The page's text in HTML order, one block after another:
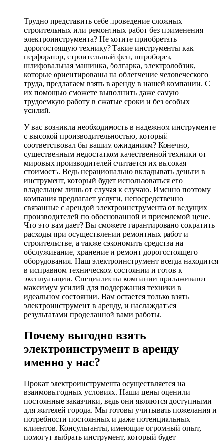
Трудно представить себе проведение сложных
строительных или ремонтных работ без применения
электроинструмента? Не хотите приобретать
дорогостоящую технику? Такие инструменты как
перфоратор, строительный фен, штроборез,
шлифовальная машинка, болгарка, электролобзик,
которые ориентированы на облегчение человеческого
труда, предлагаем взять в аренду в нашей компании. С
их помощью сможете выполнить даже самую
трудоемкую работу в сжатые сроки и без особых
усилий.
У вас возникла необходимость в надежном инструменте
с высокой производительностью, который
соответствовал бы вашим ожиданиям? Конечно,
существенным недостатком качественной техники от
мировых производителей считается их высокая
стоимость. Ведь нерационально вкладывать деньги в
инструмент, который будет использоваться его
владельцем лишь от случая к случаю. Именно поэтому
компания предлагает услуги, непосредственно
связанные с арендой электроинструмента от ведущих
производителей по обоснованной и приемлемой цене.
Что это вам дает? Вы сможете гарантировано сократить
расходы при осуществлении ремонтных работ и
строительстве, а также сэкономить средства на
обслуживание, хранение и ремонт дорогостоящего
оборудования. Наш электроинструмент всегда находится
в исправном техническом состоянии и готов к
эксплуатации. Специалисты компании прилаживают
максимум усилий для поддержания техники в
идеальном состоянии. Вам остается только взять
электроинструмент в аренду, и наслаждаться
результатами проделанной вами работы.
Почему выгодно взять
электроинструмент в аренду
именно у нас?
Прокат электроинструмента осуществляется на
взаимовыгодных условиях. Наши цены оценили
постоянные заказчики, ведь они являются доступными
для жителей города. Мы готовы учитывать пожелания и
потребности постоянных и даже потенциальных
клиентов. Консультанты, имеющие огромный опыт,
помогут выбрать инструмент, который будет